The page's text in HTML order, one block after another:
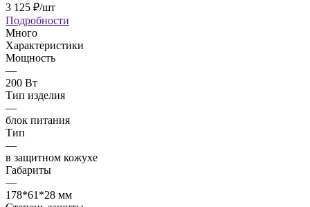
3 125 ₽/шт
Подробности
Много
Характеристики
Мощность
—
200 Вт
Тип изделия
—
блок питания
Тип
—
в защитном кожухе
Габариты
—
178*61*28 мм